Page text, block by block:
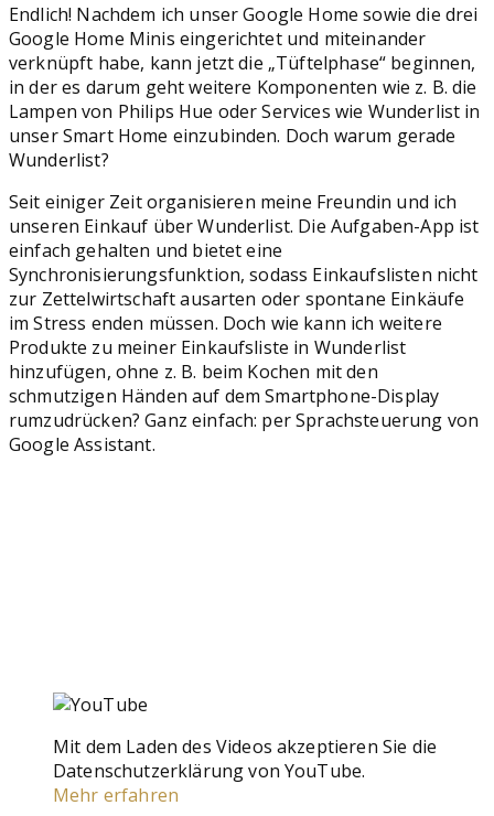
Endlich! Nachdem ich unser Google Home sowie die drei
Google Home Minis eingerichtet und miteinander
verknüpft habe, kann jetzt die „Tüftelphase“ beginnen,
in der es darum geht weitere Komponenten wie z. B. die
Lampen von Philips Hue oder Services wie Wunderlist in
unser Smart Home einzubinden. Doch warum gerade
Wunderlist?
Seit einiger Zeit organisieren meine Freundin und ich
unseren Einkauf über Wunderlist. Die Aufgaben-App ist
einfach gehalten und bietet eine
Synchronisierungsfunktion, sodass Einkaufslisten nicht
zur Zettelwirtschaft ausarten oder spontane Einkäufe
im Stress enden müssen. Doch wie kann ich weitere
Produkte zu meiner Einkaufsliste in Wunderlist
hinzufügen, ohne z. B. beim Kochen mit den
schmutzigen Händen auf dem Smartphone-Display
rumzudrücken? Ganz einfach: per Sprachsteuerung von
Google Assistant.
Mit dem Laden des Videos akzeptieren Sie die
Datenschutzerklärung von YouTube.
Mehr erfahren